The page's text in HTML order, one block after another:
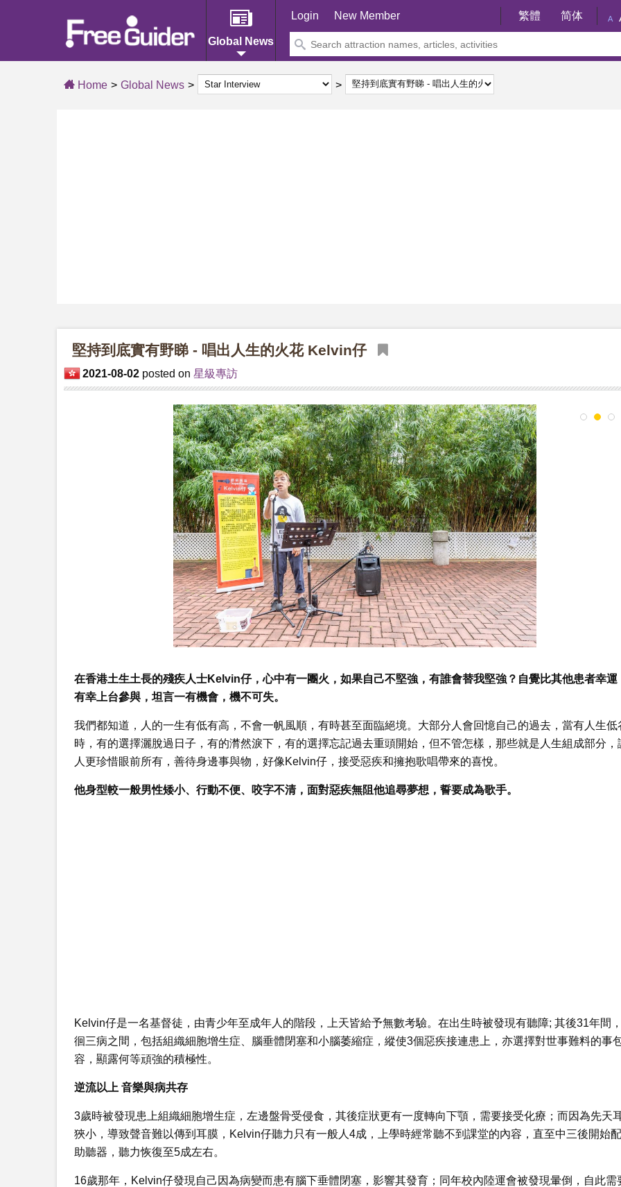
Global News
Login New Member 繁體 简体 A
Home Global News
堅持到底實有野睇 - 唱出人生的火花 Kelvin仔
2021-08-02 posted on 星級專訪
1 2 3
在香港土生土長的殘疾人士Kelvin仔，心中有一團火，如果自己不堅強，有誰會替我堅強？自覺比其他患者幸運
有幸上台參與，坦言一有機會，機不可失。
我們都知道，人的一生有低有高，不會一帆風順，有時甚至面臨絕境。大部分人會回憶自己的過去，當有人生低
時，有的選擇灑脫過日子，有的潸然淚下，有的選擇忘記過去重頭開始，但不管怎樣，那些就是人生組成部分，
人更珍惜眼前所有，善待身邊事與物，好像Kelvin仔，接受惡疾和擁抱歌唱帶來的喜悅。
他身型較一般男性矮小、行動不便、咬字不清，面對惡疾無阻他追尋夢想，誓要成為歌手。
Kelvin仔是一名基督徒，由青少年至成年人的階段，上天皆給予無數考驗。在出生時被發現有聽障; 其後31年間
徊三病之間，包括組織細胞增生症、腦垂體閉塞和小腦萎縮症，縱使3個惡疾接連患上，亦選擇對世事難料的事
容，顯露何等頑強的積極性。
逆流以上 音樂與病共存
3歲時被發現患上組織細胞增生症，左邊盤骨受侵食，其後症狀更有一度轉向下顎，需要接受化療；而因為先天
狹小，導致聲音難以傳到耳膜，Kelvin仔聽力只有一般人4成，上學時經常聽不到課堂的內容，直至中三後開始
助聽器，聽力恢復至5成左右。
16歲那年，Kelvin仔發現自己因為病變而患有腦下垂體閉塞，影響其發育；同年校內陸運會被發現暈倒，自此需